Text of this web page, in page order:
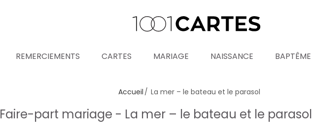
REMERCIEMENTS CARTES MARIAGE NAISSANCE BAPTÊME
Accueil La mer – le bateau et le parasol
Faire-part mariage - La mer – le bateau et le parasol